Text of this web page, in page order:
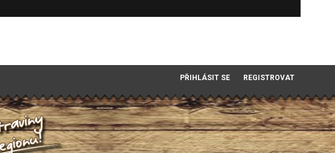
PŘIHLÁSIT SE REGISTROVAT